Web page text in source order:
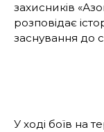
захисників
розповідає
заснування до
У ході боїв на